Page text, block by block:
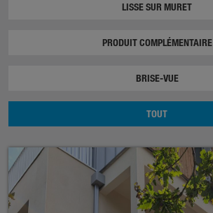
LISSE SUR MURET
PRODUIT COMPLÉMENTAIRE
BRISE-VUE
TOUT